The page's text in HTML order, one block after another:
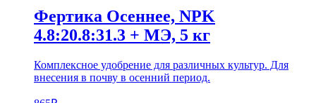
Фертика Осеннее, NPK
4.8:20.8:31.3 + МЭ, 5 кг
Комплексное удобрение для различных культур. Для
внесения в почву в осенний период.